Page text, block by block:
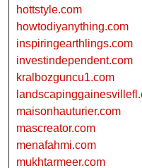
hottstyle.com
howtodiyanything.com
inspiringearthlings.com
investindependent.com
kralbozguncu1.com
maisonhauturier.com
mascreator.com
menafahmi.com
mukhtarmeer.com